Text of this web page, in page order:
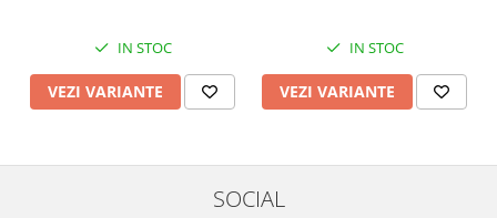
IN STOC
VEZI VARIANTE
IN STOC
VEZI VARIANTE
SOCIAL